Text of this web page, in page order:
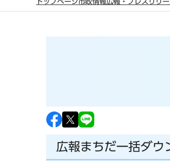
先
トップページ市政情報広報・プレスリリ
広報まちだ一括ダウ